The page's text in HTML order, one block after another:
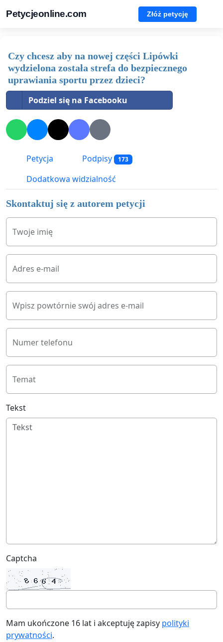
Petycjeonline.com Złóż petycję
Czy chcesz aby na nowej części Lipówki
wydzielona została strefa do bezpiecznego
uprawiania sportu przez dzieci?
Podziel się na Facebooku
Petycja Podpisy 173
Dodatkowa widzialność
Skontaktuj się z autorem petycji
Twoje imię
Adres e-mail
Wpisz powtórnie swój adres e-mail
Numer telefonu
Temat
Tekst
Captcha
Mam ukończone 16 lat i akceptuję zapisy polityki
prywatności.